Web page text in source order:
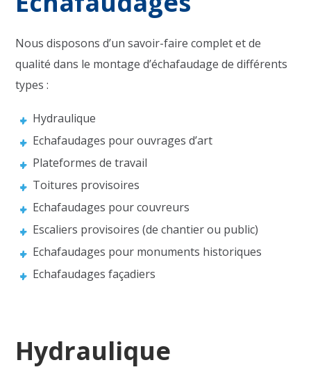
Nous disposons d’un savoir-faire complet et de
qualité dans le montage d’échafaudage de différents
types :
Hydraulique
Echafaudages pour ouvrages d’art
Plateformes de travail
Toitures provisoires
Echafaudages pour couvreurs
Escaliers provisoires (de chantier ou public)
Echafaudages pour monuments historiques
Echafaudages façadiers
Hydraulique